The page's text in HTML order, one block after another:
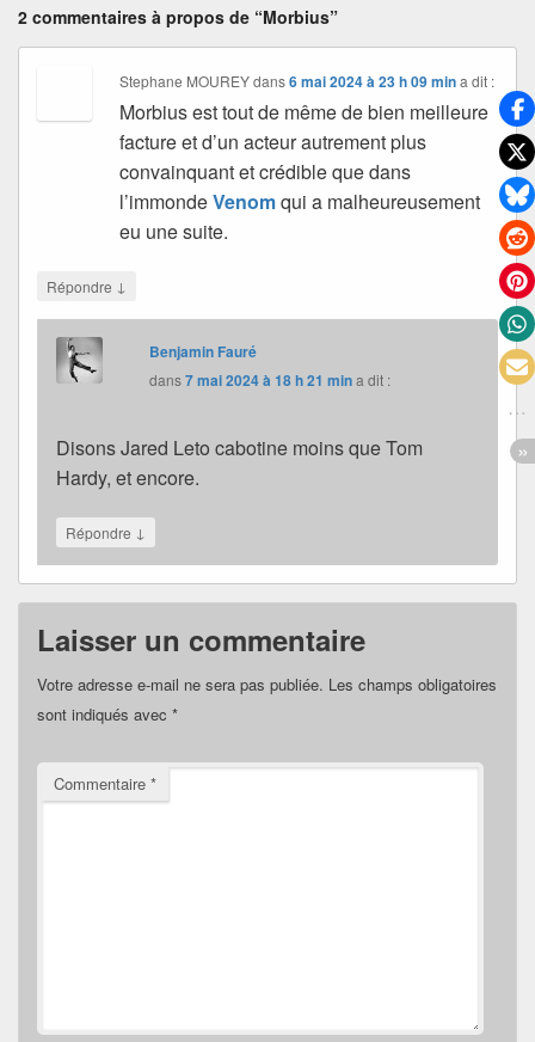
2 commentaires à propos de “Morbius”
Stephane MOUREYdans6 mai 2024 à 23 h 09 min a dit :
Morbius est tout de même de bien meilleure
facture et d’un acteur autrement plus
convainquant et crédible que dans
l’immondeVenomqui a malheureusement
eu une suite.
Répondre ↓
Benjamin Fauré
dans7 mai 2024 à 18 h 21 mina dit :
Disons Jared Leto cabotine moins que Tom
Hardy, et encore.
Répondre ↓
Laisser un commentaire
Votre adresse e-mail ne sera pas publiée. Les champs obligatoires
sont indiqués avec *
Commentaire *